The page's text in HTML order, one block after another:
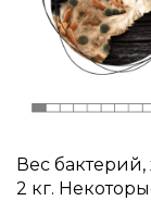
Вес
2 кг.